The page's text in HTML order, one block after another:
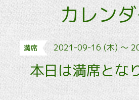
カレン
満席 2021-09-16 (木) ～
本日は満席とな